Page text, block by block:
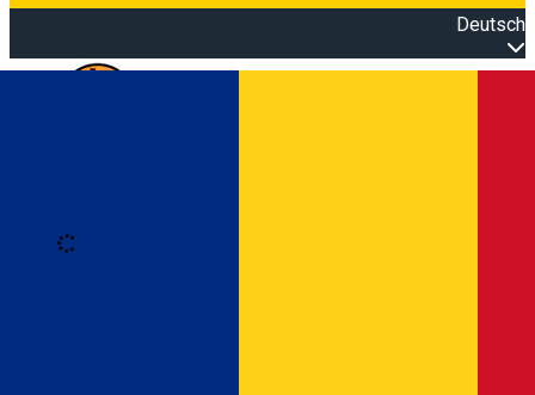
Deutsch